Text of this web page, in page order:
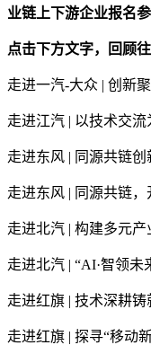
业链上下游企业报名参
点击下方文字，回顾往
走进一汽-大众 | 创新
走进江汽 | 以技术交
走进东风 | 同源共链
走进东风 | 同源共链
走进北汽 | 构建多元
走进北汽 | “AI·智领
走进红旗 | 技术深耕
走进红旗 | 探寻“移动